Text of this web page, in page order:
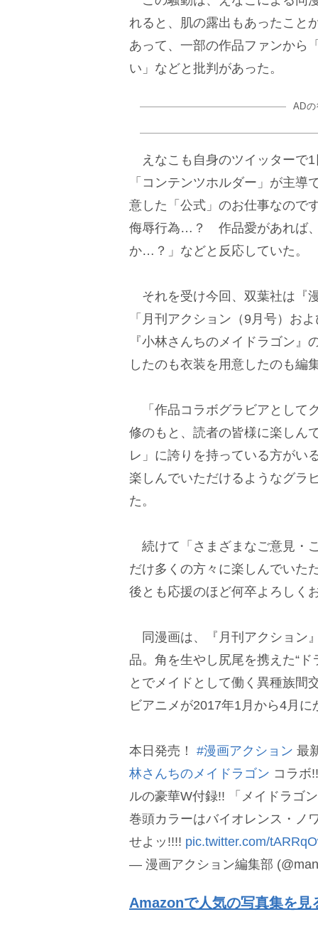
れると、肌の露出もあったこと
あって、一部の作品ファンから
い」などと批判があった。
AD
えなこも自身のツイッターで
「コンテンツホルダー」が主
意した「公式」のお仕事なので
侮辱行為…？ 作品愛があれば
か…？」などと反応していた。
それを受け今回、双葉社は『
「月刊アクション（9月号）お
『小林さんちのメイドラゴン
したのも衣装を用意したのも編
「作品コラボグラビアとして
修のもと、読者の皆様に楽しん
レ」に誇りを持っている方がい
楽しんでいただけるようなグラ
た。
続けて「さまざまなご意見・
だけ多くの方々に楽しんでいた
後とも応援のほど何卒よろしく
同漫画は、『月刊アクション
品。角を生やし尻尾を携えた“
とでメイドとして働く異種族間
ビアニメが2017年1月から4月
本日発売！ #漫画アクション 最
林さんちのメイドラゴン コラボ
ルの豪華W付録!! 「メイドラゴ
巻頭カラーはバイオレンス・ノ
せよッ!!!! pic.twitter.com/
— 漫画アクション編集部
Amazonで人気の写真集を見